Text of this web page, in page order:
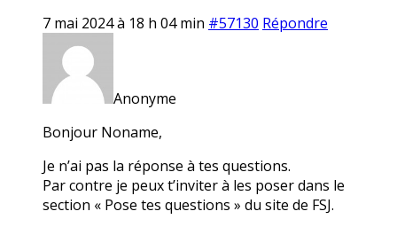
7 mai 2024 à 18 h 04 min #57130 Répondre
Anonyme
Bonjour Noname,
Je n’ai pas la réponse à tes questions.
Par contre je peux t’inviter à les poser dans le
section « Pose tes questions » du site de FSJ.